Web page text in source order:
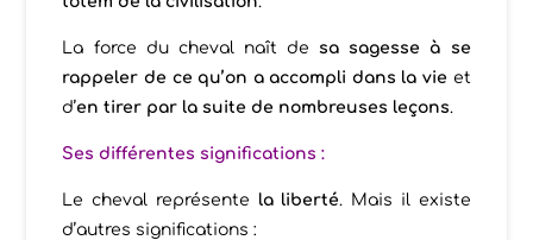
La force du cheval naît desa sagesse à se
rappeler de ce qu’on a accompli dans la vie et
d’en tirer par la suite de nombreuses leçons.
Ses différentes significations :
Le cheval représente la liberté. Mais il existe
d’autres significations :